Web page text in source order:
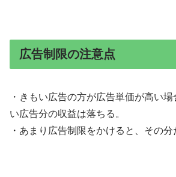
広告制限の注意点
・きもい広告の方が広告単価が高い
い広告分の収益は落ちる。
・あまり広告制限をかけると、その分